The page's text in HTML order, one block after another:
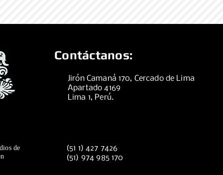
Contáctanos:
Jirón Camaná 170, Cercado de Lima
Apartado 4169
Lima 1, Perú.
de
(51 1) 427 7426
(51) 974 985 170